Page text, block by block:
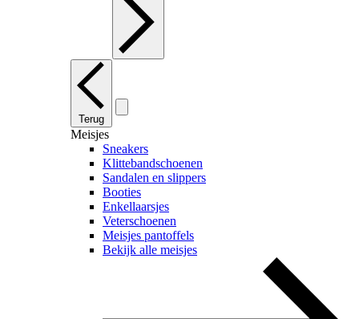
Terug
Meisjes
Sneakers
Klittebandschoenen
Sandalen en slippers
Booties
Enkellaarsjes
Veterschoenen
Meisjes pantoffels
Bekijk alle meisjes